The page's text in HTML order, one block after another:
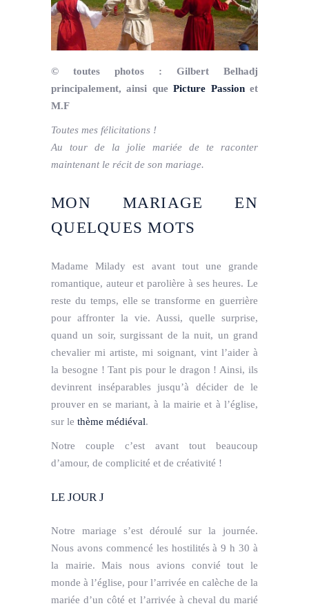
© toutes photos : Gilbert Belhadj
principalement, ainsi quePicture Passionet
M.F
Toutes mes félicitations !
Au tour de la jolie mariée de te raconter
maintenant le récit de son mariage.
MON MARIAGE EN
QUELQUES MOTS
Madame Milady est avant tout une grande
romantique, auteur et parolière à ses heures. Le
reste du temps, elle se transforme en guerrière
pour affronter la vie. Aussi, quelle surprise,
quand un soir, surgissant de la nuit, un grand
chevalier mi artiste, mi soignant, vint l’aider à
la besogne ! Tant pis pour le dragon ! Ainsi, ils
devinrent inséparables jusqu’à décider de le
prouver en se mariant, à la mairie et à l’église,
sur le thème médiéval.
Notre couple c’est avant tout beaucoup
d’amour, de complicité et de créativité !
LE JOUR J
Notre mariage s’est déroulé sur la journée.
Nous avons commencé les hostilités à 9 h 30 à
la mairie. Mais nous avions convié tout le
monde à l’église, pour l’arrivée en calèche de la
mariée d’un côté et l’arrivée à cheval du marié